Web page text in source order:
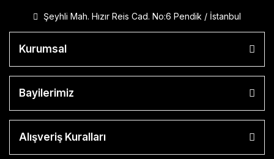
Şeyhli Mah. Hızır Reis Cad. No:6 Pendik / İstanbul
Kurumsal
Bayilerimiz
Alışveriş Kuralları